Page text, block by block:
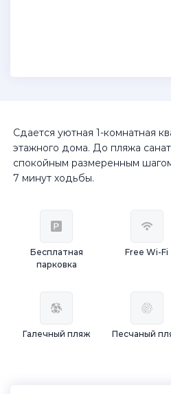
Сдается уютная 1-комнатная
этажного дома. До пляжа
спокойным размеренным
7 минут ходьбы.
Бесплатная
парковка
Free Wi-Fi
Галечный пляж Песчаный